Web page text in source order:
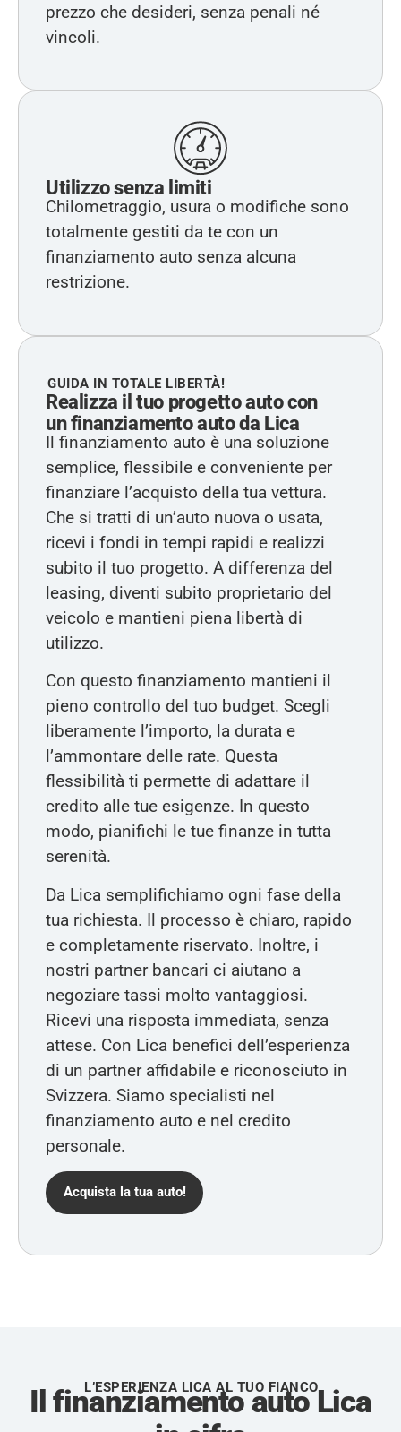
prezzo che desideri, senza penali né
vincoli.
Utilizzo senza limiti
Chilometraggio, usura o modifiche sono
totalmente gestiti da te con un
finanziamento auto senza alcuna
restrizione.
GUIDA IN TOTALE LIBERTÀ!
Realizza il tuo progetto auto con
un finanziamento auto da Lica
Il finanziamento auto è una soluzione
semplice, flessibile e conveniente per
finanziare l’acquisto della tua vettura.
Che si tratti di un’auto nuova o usata,
ricevi i fondi in tempi rapidi e realizzi
subito il tuo progetto. A differenza del
leasing, diventi subito proprietario del
veicolo e mantieni piena libertà di
utilizzo.
Con questo finanziamento mantieni il
pieno controllo del tuo budget. Scegli
liberamente l’importo, la durata e
l’ammontare delle rate. Questa
flessibilità ti permette di adattare il
credito alle tue esigenze. In questo
modo, pianifichi le tue finanze in tutta
serenità.
Da Lica semplifichiamo ogni fase della
tua richiesta. Il processo è chiaro, rapido
e completamente riservato. Inoltre, i
nostri partner bancari ci aiutano a
negoziare tassi molto vantaggiosi.
Ricevi una risposta immediata, senza
attese. Con Lica benefici dell’esperienza
di un partner affidabile e riconosciuto in
Svizzera. Siamo specialisti nel
finanziamento auto e nel credito
personale.
Acquista la tua auto!
L’ESPERIENZA LICA AL TUO FIANCO
Il finanziamento auto Lica